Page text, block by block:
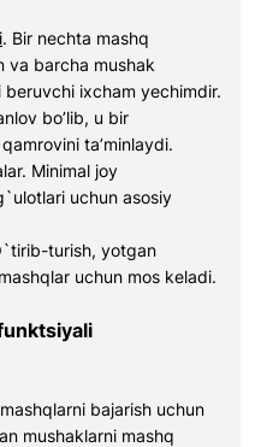
. Bir nechta mashq
va barcha mushak
ixcham yechimdir.
bo’lib, u bir
ta’minlaydi.
Minimal joy
uchun asosiy
turish, yotgan
uchun mos keladi.
bajarish uchun
mushaklarni mashq